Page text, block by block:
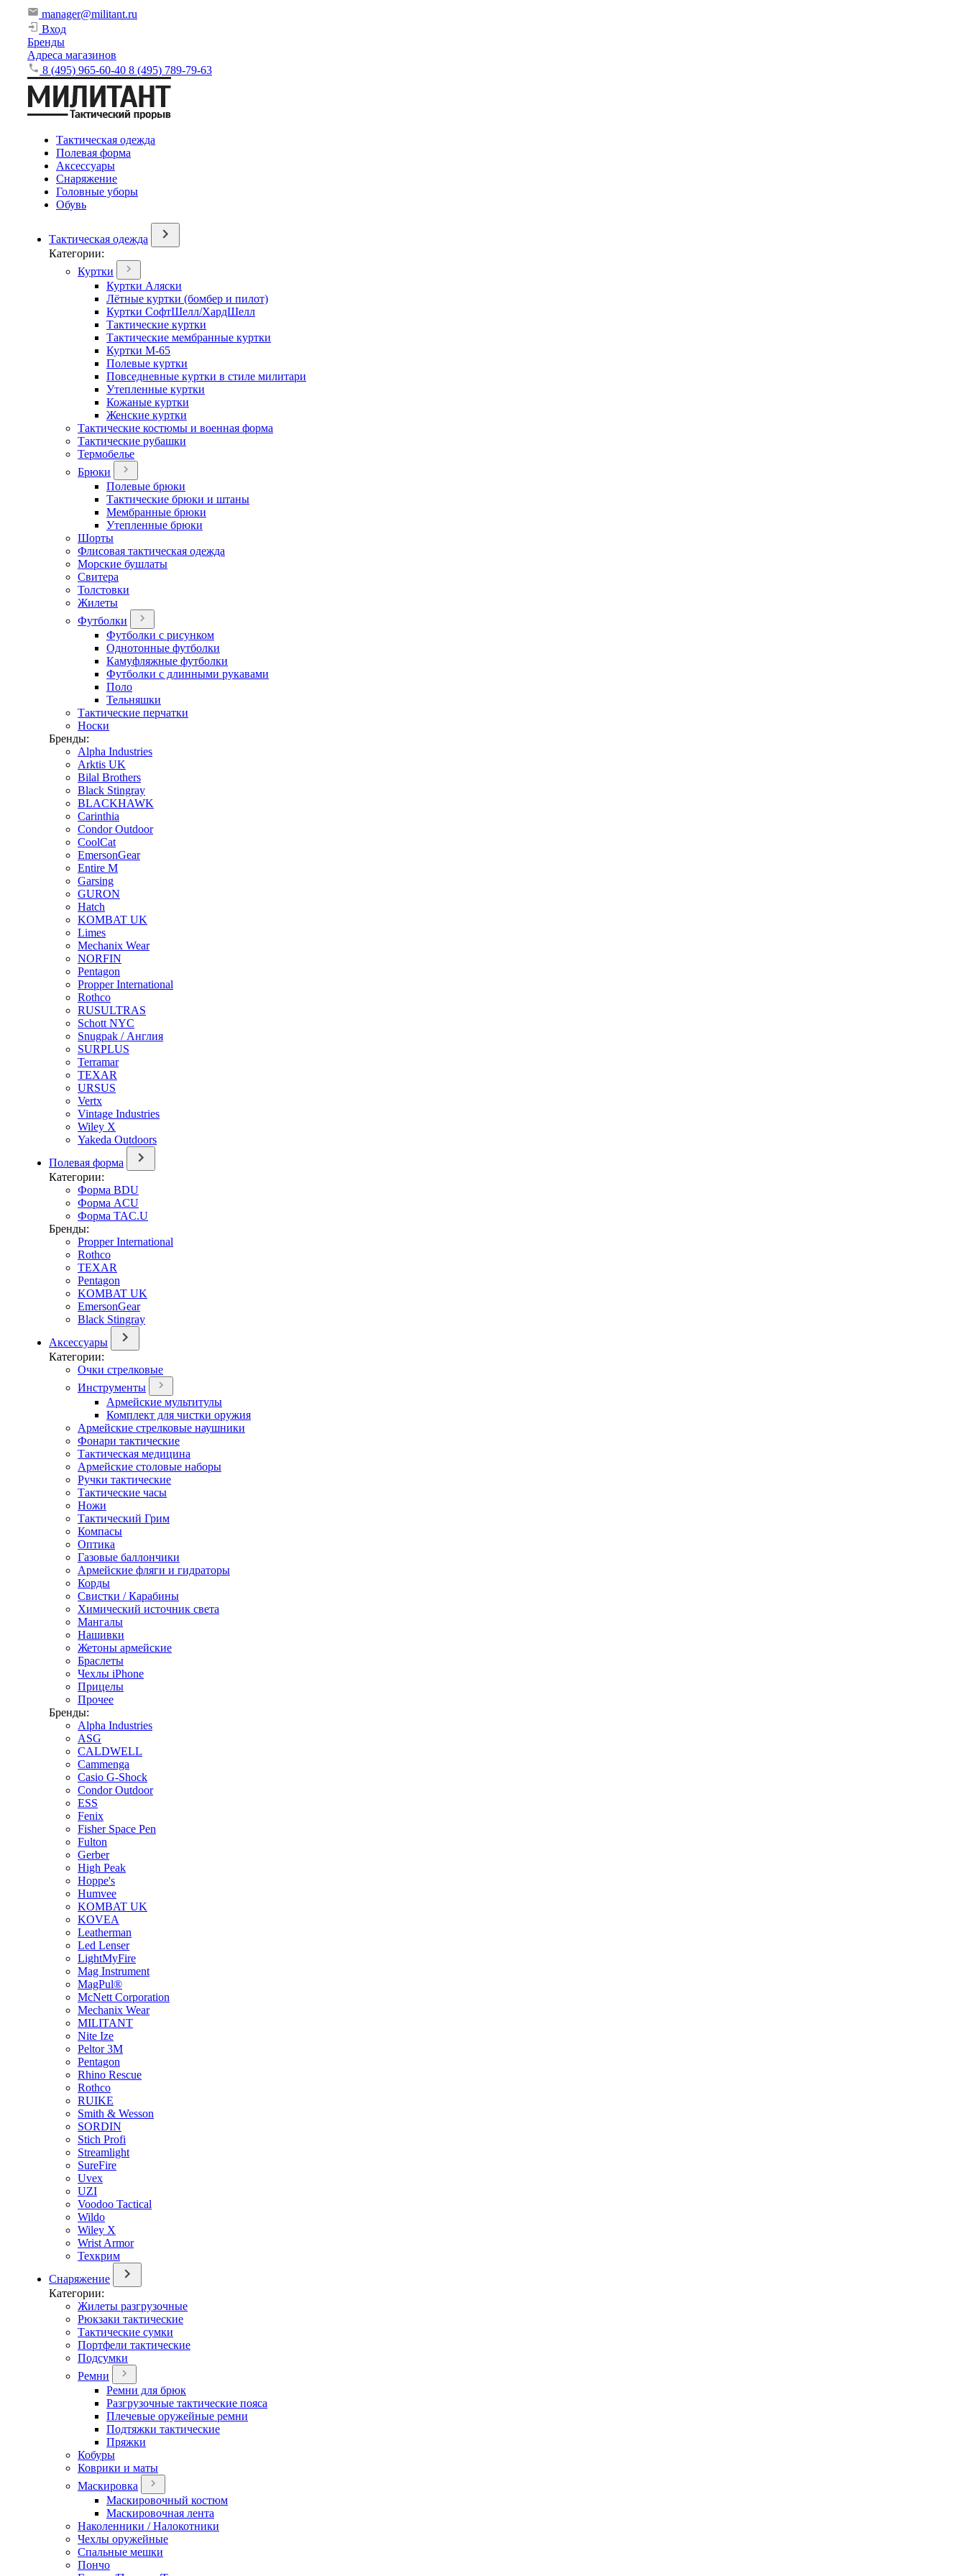
manager@militant.ru
Вход
Бренды
Адреса магазинов
8 (495) 965-60-40 8 (495) 789-79-63
Тактическая одежда
Полевая форма
Аксессуары
Снаряжение
Головные уборы
Обувь
Тактическая одежда
Категории:
Куртки
Куртки Аляски
Лётные куртки (бомбер и пилот)
Куртки СофтШелл/ХардШелл
Тактические куртки
Тактические мембранные куртки
Куртки М-65
Полевые куртки
Повседневные куртки в стиле милитари
Утепленные куртки
Кожаные куртки
Женские куртки
Тактические костюмы и военная форма
Тактические рубашки
Термобелье
Брюки
Полевые брюки
Тактические брюки и штаны
Мембранные брюки
Утепленные брюки
Шорты
Флисовая тактическая одежда
Морские бушлаты
Свитера
Толстовки
Жилеты
Футболки
Футболки с рисунком
Однотонные футболки
Камуфляжные футболки
Футболки с длинными рукавами
Поло
Тельняшки
Тактические перчатки
Носки
Бренды:
Alpha Industries
Arktis UK
Bilal Brothers
Black Stingray
BLACKHAWK
Carinthia
Condor Outdoor
CoolCat
EmersonGear
Entire M
Garsing
GURON
Hatch
KOMBAT UK
Limes
Mechanix Wear
NORFIN
Pentagon
Propper International
Rothco
RUSULTRAS
Schott NYC
Snugpak / Англия
SURPLUS
Terramar
TEXAR
URSUS
Vertx
Vintage Industries
Wiley X
Yakeda Outdoors
Полевая форма
Категории:
Форма BDU
Форма ACU
Форма TAC.U
Бренды:
Propper International
Rothco
TEXAR
Pentagon
KOMBAT UK
EmersonGear
Black Stingray
Аксессуары
Категории:
Очки стрелковые
Инструменты
Армейские мультитулы
Комплект для чистки оружия
Армейские стрелковые наушники
Фонари тактические
Тактическая медицина
Армейские столовые наборы
Ручки тактические
Тактические часы
Ножи
Тактический Грим
Компасы
Оптика
Газовые баллончики
Армейские фляги и гидраторы
Корды
Свистки / Карабины
Химический источник света
Мангалы
Нашивки
Жетоны армейские
Браслеты
Чехлы iPhone
Прицелы
Прочее
Бренды:
Alpha Industries
ASG
CALDWELL
Cammenga
Casio G-Shock
Condor Outdoor
ESS
Fenix
Fisher Space Pen
Fulton
Gerber
High Peak
Hoppe's
Humvee
KOMBAT UK
KOVEA
Leatherman
Led Lenser
LightMyFire
Mag Instrument
MagPul®
McNett Corporation
Mechanix Wear
MILITANT
Nite Ize
Peltor 3M
Pentagon
Rhino Rescue
Rothco
RUIKE
Smith & Wesson
SORDIN
Stich Profi
Streamlight
SureFire
Uvex
UZI
Voodoo Tactical
Wildo
Wiley X
Wrist Armor
Техкрим
Снаряжение
Категории:
Жилеты разгрузочные
Рюкзаки тактические
Тактические сумки
Портфели тактические
Подсумки
Ремни
Ремни для брюк
Разгрузочные тактические пояса
Плечевые оружейные ремни
Подтяжки тактические
Пряжки
Кобуры
Коврики и маты
Маскировка
Маскировочный костюм
Маскировочная лента
Наколенники / Налокотники
Чехлы оружейные
Спальные мешки
Пончо